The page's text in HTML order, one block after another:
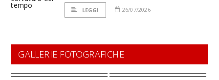
LEGGI 26/07/2026
GALLERIE FOTOGRAFICHE